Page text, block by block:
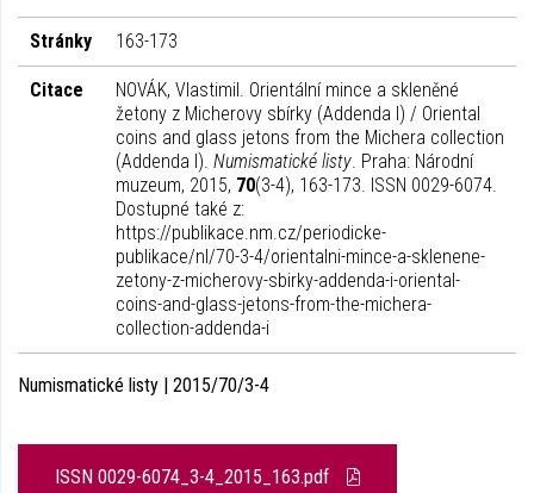
Stránky 163-173
Citace
NOVÁK, Vlastimil. Orientální mince a skleněné
žetony z Micherovy sbírky (Addenda I) / Oriental
coins and glass jetons from the Michera collection
(Addenda I). Numismatické listy. Praha: Národní
muzeum, 2015, 70(3-4), 163-173. ISSN 0029-6074.
Dostupné také z:
https://publikace.nm.cz/periodicke-
publikace/nl/70-3-4/orientalni-mince-a-sklenene-
zetony-z-micherovy-sbirky-addenda-i-oriental-
coins-and-glass-jetons-from-the-michera-
collection-addenda-i
Numismatické listy | 2015/70/3-4
ISSN 0029-6074_3-4_2015_163.pdf